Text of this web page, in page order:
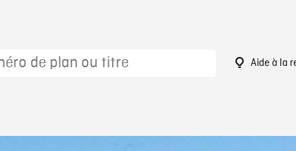
Aide à la